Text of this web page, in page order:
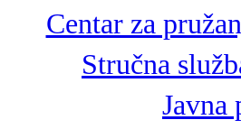
Centar za
Stručna
Javna